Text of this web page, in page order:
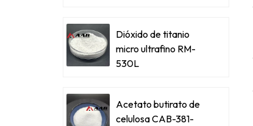
Dióxido de titanio
micro ultrafino RM-
530L
Acetato butirato de
celulosa CAB-381-